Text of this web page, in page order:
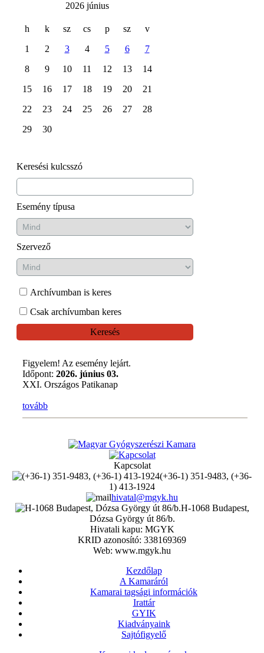
2026 június
h k sz cs p sz
v
1
2 3 4 5 6
7
8
9 10 11 12 13
14
15
16 17 18 19 20
21
22
23 24 25 26 27
28
29
30
Keresési kulcsszó
Esemény típusa
Szervező
Archívumban is keres
Csak archívumban keres
Keresés
Figyelem! Az esemény lejárt.
Időpont: 2026. június 03.
XXI. Országos Patikanap
tovább
Kapcsolat
(+36-1) 351-9483, (+36-
1) 413-1924
hivatal@mgyk.hu
H-1068 Budapest,
Dózsa György út 86/b.
Hivatali kapu: MGYK
KRID azonosító: 338169369
Web: www.mgyk.hu
Kezdőlap
A Kamaráról
Kamarai tagsági információk
Irattár
GYIK
Kiadványaink
Sajtófigyelő